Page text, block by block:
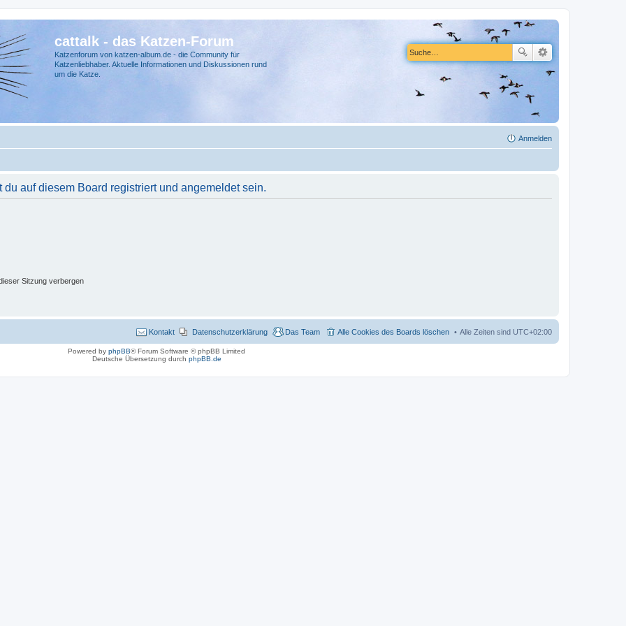
cattalk - das Katzen-Forum
Katzenforum von katzen-album.de - die Community für
Katzenliebhaber. Aktuelle Informationen und Diskussionen rund
um die Katze.
Anmelden
auf diesem Board registriert und angemeldet sein.
Sitzung verbergen
Alle Zeiten sind UTC+02:00
Alle Cookies des Boards löschen
Das Team
Datenschutzerklärung
Kontakt
Powered by phpBB® Forum Software © phpBB Limited
Deutsche Übersetzung durch phpBB.de